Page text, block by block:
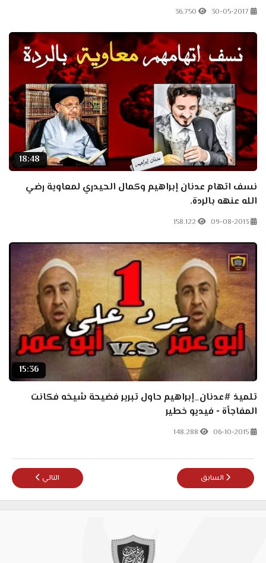
30-05-2017
36.750
18:48
نسف اتهام عدنان إبراهيم وكمال الحيدري لمعاوية رضي
الله عنهه بالردة.
09-08-2013
158.122
15:36
تلميذ #عدنان_إبراهيم حاول تبرير فضيحة شيخه فكانت
المفاجأة - فيديو خطير
06-10-2015
148.288
المقال السابق: #عدنان_إبراهيم: هل هذه هي الأخلاق يا أمة محمد ؟!
السابق المقال التالي:
التالي